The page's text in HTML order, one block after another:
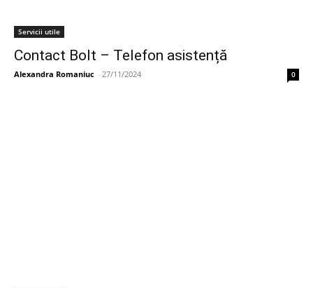
Servicii utile
Contact Bolt – Telefon asistență
Alexandra Romaniuc - 27/11/2024 0